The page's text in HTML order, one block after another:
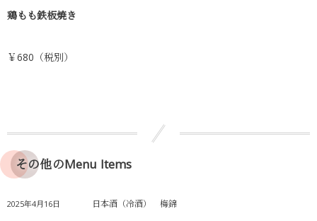
鶏もも鉄板焼き
￥680（税別）
その他のMenu Items
2025年4月16日 日本酒（冷酒） 梅錦